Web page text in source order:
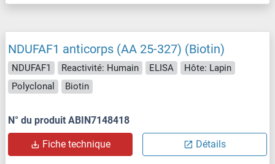
NDUFAF1 anticorps (AA 25-327) (Biotin)
NDUFAF1 Reactivité: Humain ELISA
Hôte: Lapin
Polyclonal
Biotin
N° du produit ABIN7148418
Fiche technique Détails